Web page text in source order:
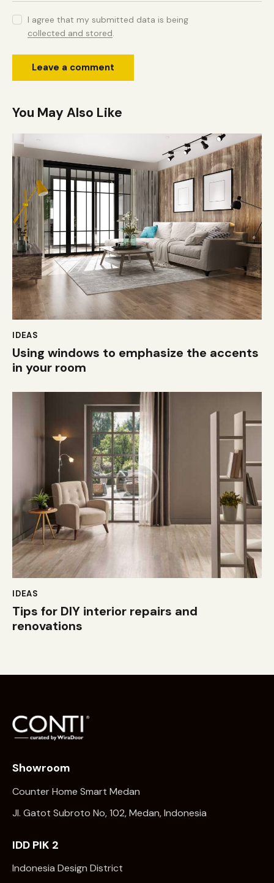
I agree that my submitted data is being
collected and stored.
You May Also Like
IDEAS
Using windows to emphasize the accents
in your room
IDEAS
Tips for DIY interior repairs and
renovations
Showroom
Counter Home Smart Medan
Jl. Gatot Subroto No, 102, Medan, Indonesia
IDD PIK 2
Indonesia Design District